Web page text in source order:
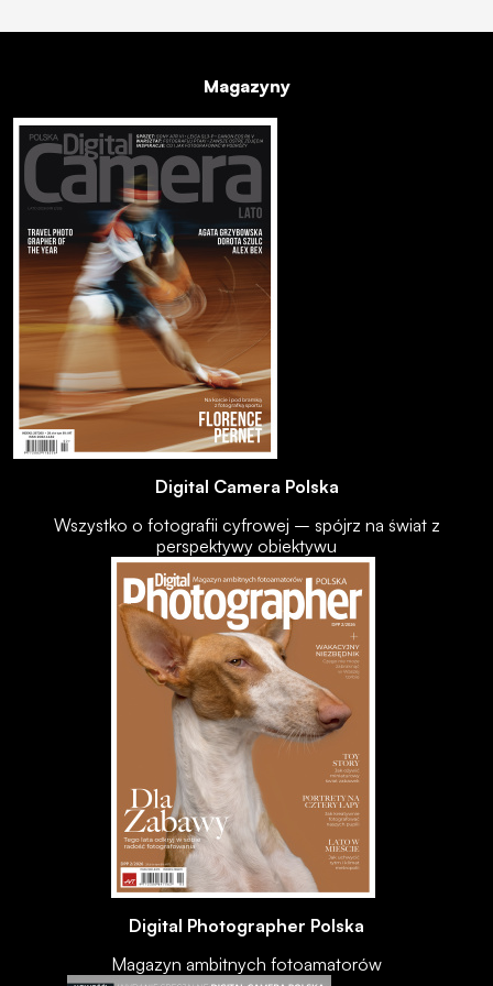
Magazyny
Digital Camera Polska
Wszystko o fotografii cyfrowej – spójrz na świat z
perspektywy obiektywu
Digital Photographer Polska
Magazyn ambitnych fotoamatorów